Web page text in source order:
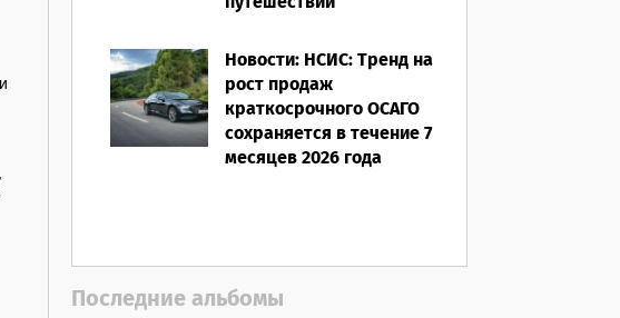
Новости: НСИС: Тренд на
рост продаж
краткосрочного ОСАГО
сохраняется в течение 7
месяцев 2026 года
Последние альбомы